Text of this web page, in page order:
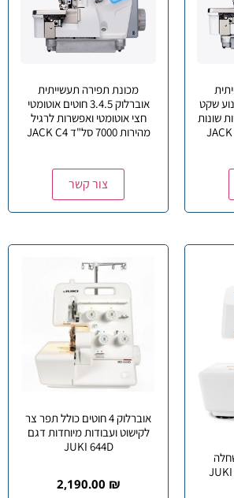
מנוע שקט
שונות
מכונת תפירה תעשייתית
אוברלוק 3.4.5 חוטים אוטומטי
חצי אוטומטי ואפשרות לרגיל
מהירות 7000 סל"ד JACK C4
צור קשר
השחלה
אוברלוק 4 חוטים כולל תפר צר
לקישוט ועבודות מיוחדות דגם
JUKI 644D
2,190.00 ₪